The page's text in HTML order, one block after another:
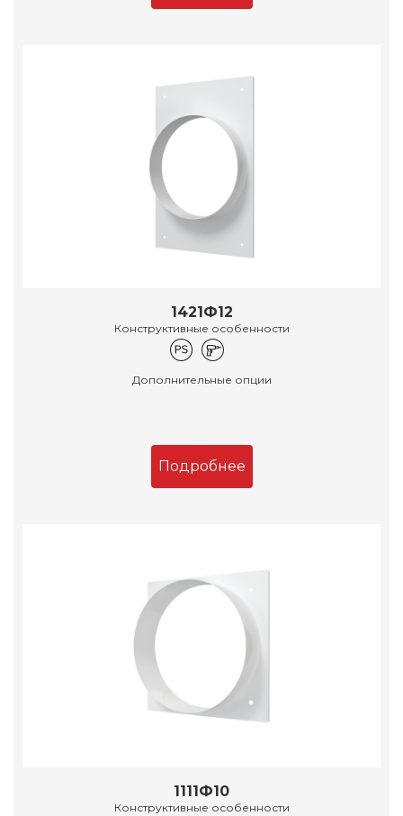
1421Ф12
Конструктивные особенности
Дополнительные опции
Подробнее
1111Ф10
Конструктивные особенности